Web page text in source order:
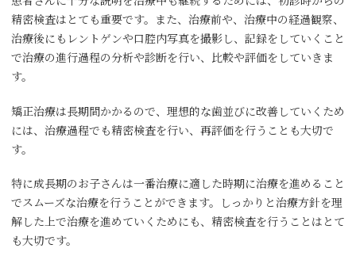
精密検査はとても重要です。また、治療前や、治療中の経過観察、
治療後にもレントゲンや口腔内写真を撮影し、記録をしていくこと
で治療の進行過程の分析や診断を行い、比較や評価をしていきま
す。
矯正治療は長期間かかるので、理想的な歯並びに改善していくため
には、治療過程でも精密検査を行い、再評価を行うことも大切で
す。
特に成長期のお子さんは一番治療に適した時期に治療を進めること
でスムーズな治療を行うことができます。しっかりと治療方針を理
解した上で治療を進めていくためにも、精密検査を行うことはとて
も大切です。